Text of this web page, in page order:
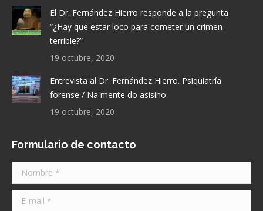
El Dr. Fernández Hierro responde a la pregunta
“¿Hay que estar loco para cometer un crimen
terrible?”
19 octubre, 2020
Entrevista al Dr. Fernández Hierro. Psiquiatría
forense / Na mente do asisino
19 octubre, 2020
Formulario de contacto
Nombre *
E-mail *